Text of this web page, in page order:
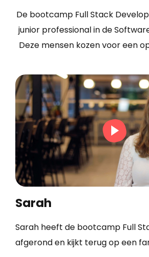
De bootcamp Full Stack
junior professional in de
Deze mensen kozen voor een
Sarah
Sarah heeft de bootcamp Full
afgerond en kijkt terug op een